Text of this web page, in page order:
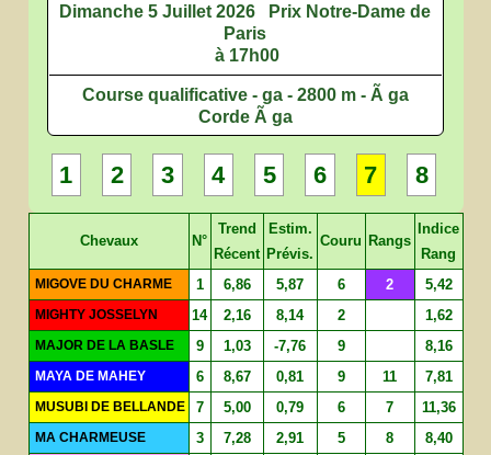
Dimanche 5 Juillet 2026
Prix Notre-Dame de
Paris
à 17h00
Course qualificative - ga - 2800 m - Ã ga
Corde Ã ga
1 2 3 4 5 6 7 8
Chevaux N°
Trend
Récent
Estim.
Prévis.
Couru Rangs
Indice
Rang
MIGOVE DU CHARME 1 6,86 5,87 6 2 5,42
MIGHTY JOSSELYN 14 2,16 8,14 2 1,62
MAJOR DE LA BASLE 9 1,03 -7,76 9 8,16
MAYA DE MAHEY 6 8,67 0,81 9 11 7,81
MUSUBI DE BELLANDE 7 5,00 0,79 6 7 11,36
MA CHARMEUSE 3 7,28 2,91 5 8 8,40